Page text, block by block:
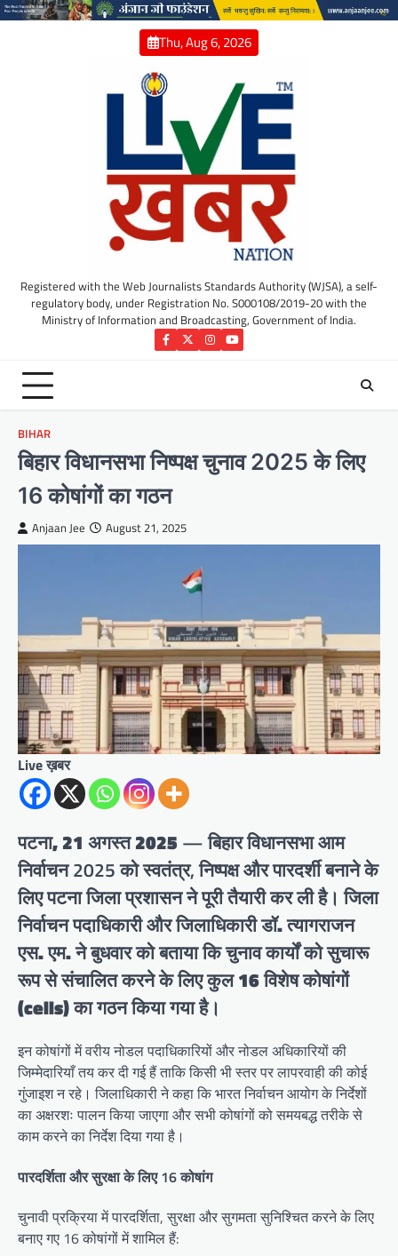
Skip
Thu, Aug 6, 2026
Registered with the Web Journalists Standards Authority (WJSA), a self-
regulatory body, under Registration No. S000108/2019-20 with the
Ministry of Information and Broadcasting, Government of India.
Facebook
TwitterInstagram
YouTube
BIHAR
बिहार विधानसभा निष्पक्ष चुनाव 2025 के लिए
16 कोषांगों का गठन
Anjaan Jee August 21, 2025
Live ख़बर
पटना, 21 अगस्त 2025— बिहार विधानसभा आम
निर्वाचन 2025 को स्वतंत्र, निष्पक्ष और पारदर्शी बनाने के
लिए पटना जिला प्रशासन ने पूरी तैयारी कर ली है। जिला
निर्वाचन पदाधिकारी और जिलाधिकारीडॉ. त्यागराजन
एस. एम.ने बुधवार को बताया कि चुनाव कार्यों को सुचारू
रूप से संचालित करने के लिए कुल16 विशेष कोषांगों
(cells)का गठन किया गया है।
इन कोषांगों में वरीय नोडल पदाधिकारियों और नोडल अधिकारियों की
जिम्मेदारियाँ तय कर दी गई हैं ताकि किसी भी स्तर पर लापरवाही की कोई
गुंजाइश न रहे। जिलाधिकारी ने कहा कि भारत निर्वाचन आयोग के निर्देशों
का अक्षरशः पालन किया जाएगा और सभी कोषांगों को समयबद्ध तरीके से
काम करने का निर्देश दिया गया है।
पारदर्शिता और सुरक्षा के लिए 16 कोषांग
चुनावी प्रक्रिया में पारदर्शिता, सुरक्षा और सुगमता सुनिश्चित करने के लिए
बनाए गए 16 कोषांगों में शामिल हैं: